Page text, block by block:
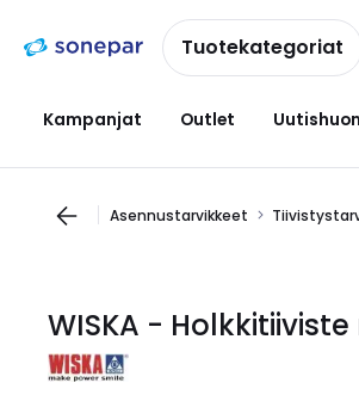
navigointiinsisältöönTuotekategoriat
Kampanjat Outlet
Asennustarvikkeet
WISKA -